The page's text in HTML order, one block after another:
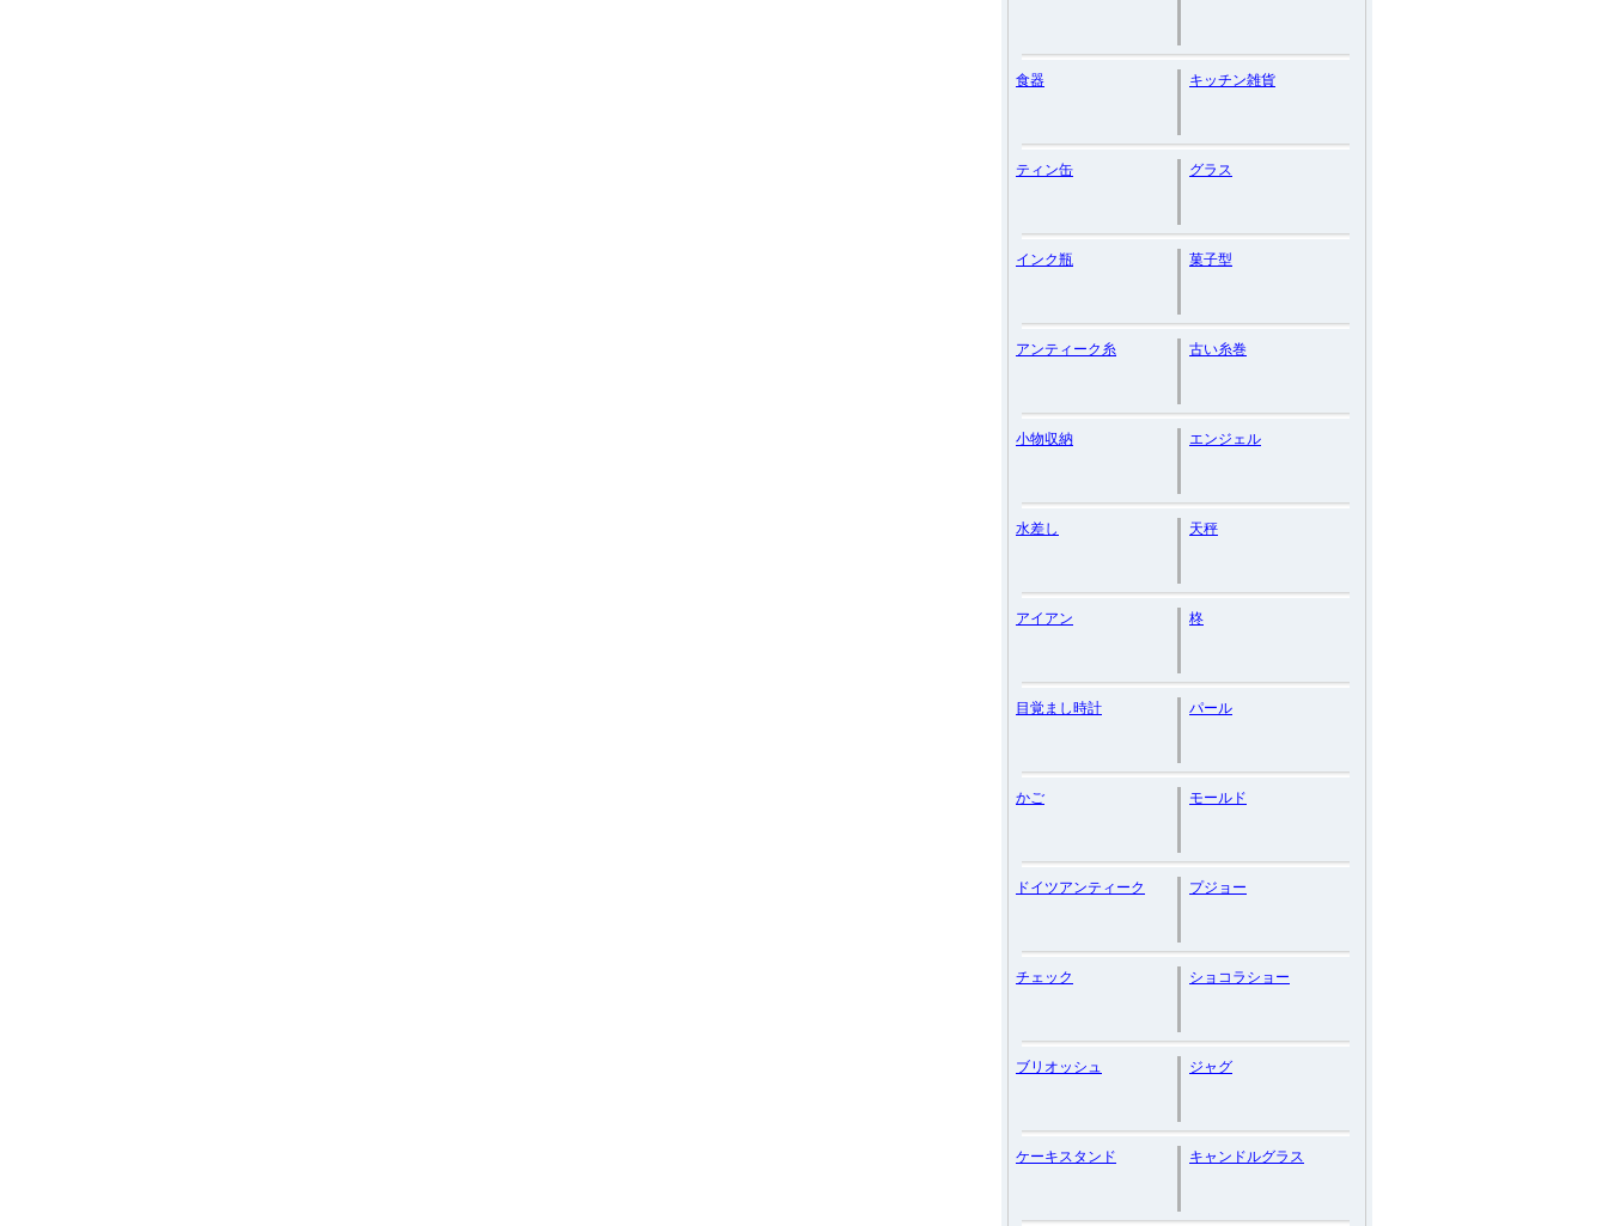
食器 キッチン雑貨
ティン缶 グラス
インク瓶 菓子型
アンティーク糸 古い糸巻
小物収納 エンジェル
水差し 天秤
アイアン 柊
目覚まし時計 パール
かご モールド
ドイツアンティーク プジョー
チェック ショコラショー
ブリオッシュ ジャグ
ケーキスタンド キャンドルグラス